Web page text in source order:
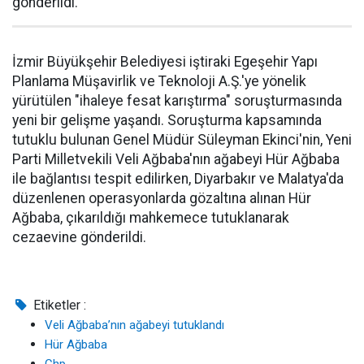
İzmir Büyükşehir Belediyesi iştiraki Egeşehir Yapı
Planlama Müşavirlik ve Teknoloji A.Ş.'ye yönelik
yürütülen "ihaleye fesat karıştırma" soruşturmasında
yeni bir gelişme yaşandı. Soruşturma kapsamında
tutuklu bulunan Genel Müdür Süleyman Ekinci'nin, Yeni
Parti Milletvekili Veli Ağbaba'nın ağabeyi Hür Ağbaba
ile bağlantısı tespit edilirken, Diyarbakır ve Malatya'da
düzenlenen operasyonlarda gözaltına alınan Hür
Ağbaba, çıkarıldığı mahkemece tutuklanarak
cezaevine gönderildi.
Etiketler :
Veli Ağbaba’nın ağabeyi tutuklandı
Hür Ağbaba